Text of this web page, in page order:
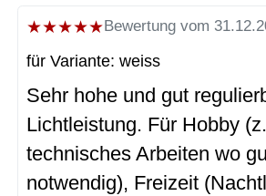
★★★★★Bewertung vom
für Variante: weiss
Sehr hohe und gut
Lichtleistung. Für Hobby
technisches Arbeiten wo
notwendig), Freizeit